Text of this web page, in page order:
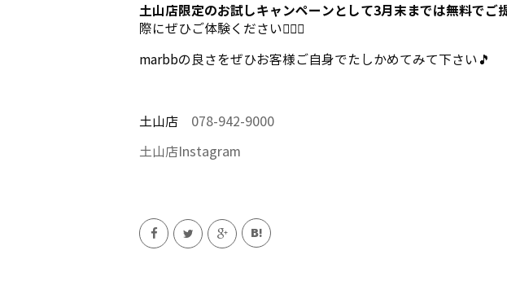
土山店限定のお試しキャンペーンとして3月末までは無料でご
際にぜひご体験ください💆🏻‍♀️
marbbの良さをぜひお客様ご自身でたしかめてみて下さい🎵
土山店 078-942-9000
土山店 Instagram